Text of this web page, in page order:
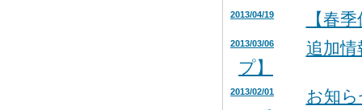
2013/04/19 【春
2013/03/06
追加
プ】
2013/02/01
お知